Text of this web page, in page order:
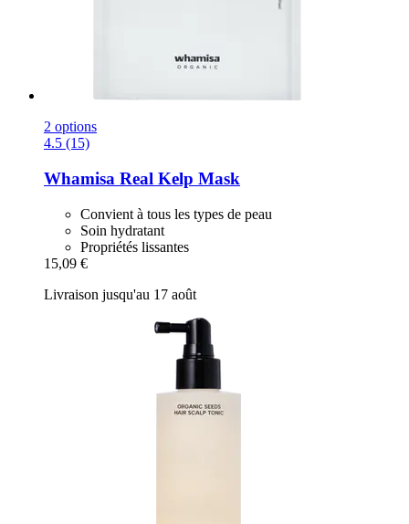
2 options
4.5 (15)
Whamisa Real Kelp Mask
Convient à tous les types de peau
Soin hydratant
Propriétés lissantes
15,09 €
Livraison jusqu'au 17 août